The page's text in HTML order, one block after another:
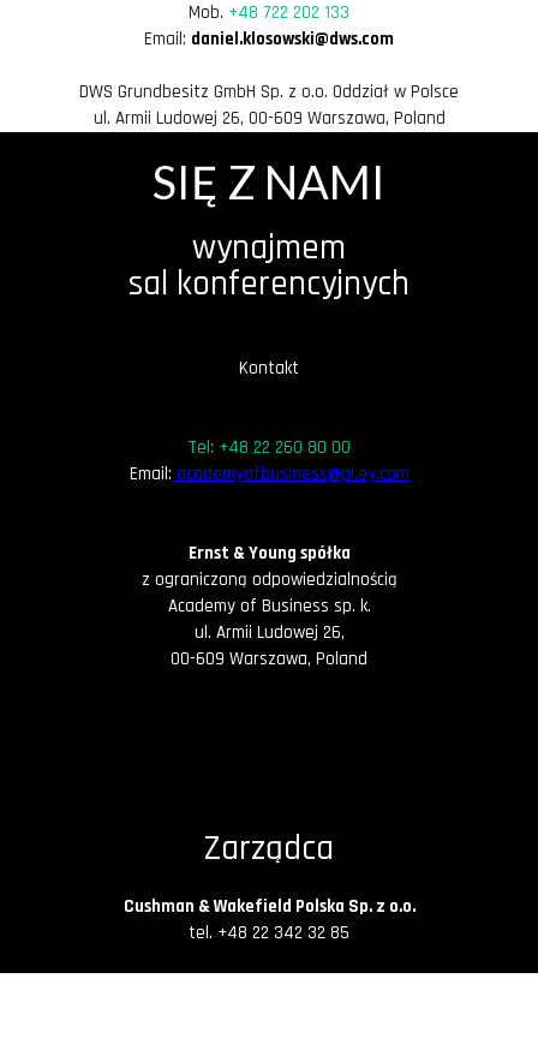
Mob. +48 722 202 133
Email: daniel.klosowski@dws.com
DWS Grundbesitz GmbH Sp. z o.o. Oddział w Polsce
ul. Armii Ludowej 26, 00-609 Warszawa, Poland
SIĘ Z NAMI
wynajmem
sal konferencyjnych
Kontakt
Tel: +48 22 260 80 00
Email: academyofbusiness@pl.ey.com
Ernst & Young spółka
z ograniczoną odpowiedzialnością
Academy of Business sp. k.
ul. Armii Ludowej 26,
00-609 Warszawa, Poland
Zarządca
Cushman & Wakefield Polska Sp. z o.o.
tel. +48 22 342 32 85